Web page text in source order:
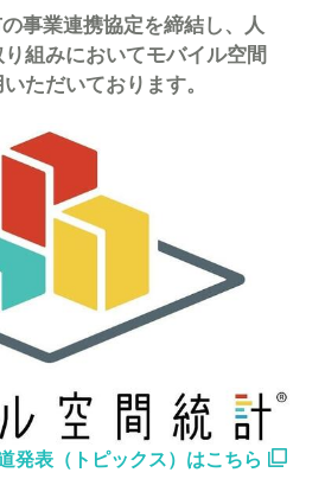
事業連携協定を締結し、人
組みにおいてモバイル空間
ただいております。
発表（トピックス）はこちら